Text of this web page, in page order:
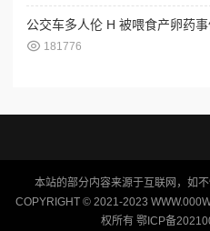
公交车多人伦 H 被喂食产卵药
181776
本站的部分内容来源于互联网，如
COPYRIGHT © 2021-2023
权所有 鄂ICP备